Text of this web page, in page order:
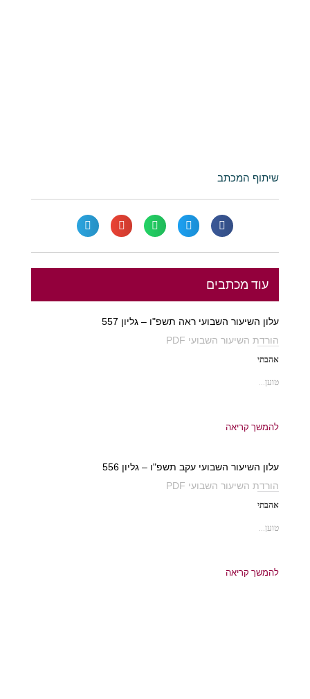
שיתוף המכתב
עוד מכתבים
עלון השיעור השבועי ראה תשפ"ו – גליון 557
הורדת השיעור השבועי PDF
אהבתי
טוען...
להמשך קריאה
עלון השיעור השבועי עקב תשפ"ו – גליון 556
הורדת השיעור השבועי PDF
אהבתי
טוען...
להמשך קריאה